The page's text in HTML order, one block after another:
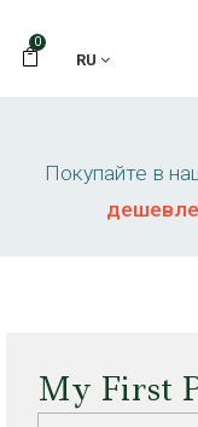
0
RU
Покупайте в
My First